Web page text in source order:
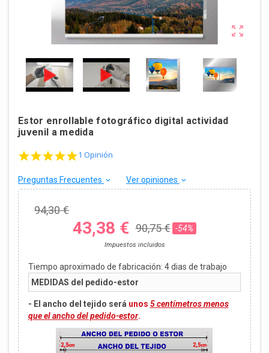

Estor enrollable fotográfico digital actividad
juvenil a medida
5.0 star rating
1 Opinión
Preguntas Frecuentes keyboard_arrow_down Ver opiniones keyboard_arrow_down
94,30 €
43,38 € 90,75 € -54%
Impuestos incluidos
Tiempo aproximado de fabricación: 4dias de trabajo
MEDIDAS del pedido-estor
- El ancho del tejido será unos 5 centímetros menos
que el ancho del pedido-estor.